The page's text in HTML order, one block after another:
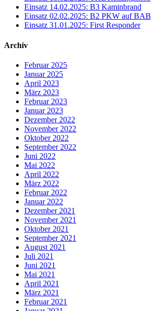
Einsatz 14.02.2025: B3 Kaminbrand
Einsatz 02.02.2025: B2 PKW auf BAB
Einsatz 31.01.2025: First Responder
Archiv
Februar 2025
Januar 2025
April 2023
März 2023
Februar 2023
Januar 2023
Dezember 2022
November 2022
Oktober 2022
September 2022
Juni 2022
Mai 2022
April 2022
März 2022
Februar 2022
Januar 2022
Dezember 2021
November 2021
Oktober 2021
September 2021
August 2021
Juli 2021
Juni 2021
Mai 2021
April 2021
März 2021
Februar 2021